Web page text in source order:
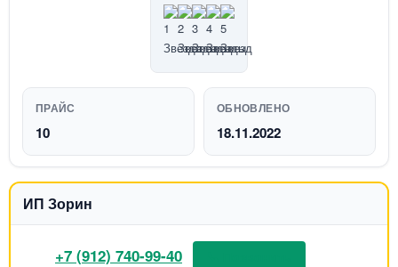
ПРАЙС
10
ОБНОВЛЕНО
18.11.2022
ИП Зорин
+7 (912) 740-99-40